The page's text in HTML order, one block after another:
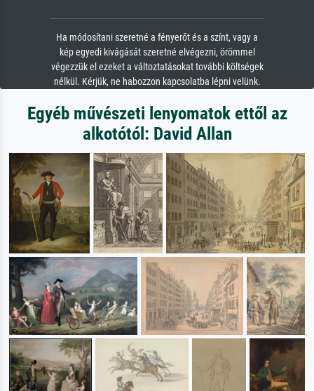
Ha módosítani szeretné a fényerőt és a színt, vagy a
kép egyedi kivágását szeretné elvégezni, örömmel
végezzük el ezeket a változtatásokat további költségek
nélkül. Kérjük, ne habozzon kapcsolatba lépni velünk.
Egyéb művészeti lenyomatok ettől az
alkotótól: David Allan